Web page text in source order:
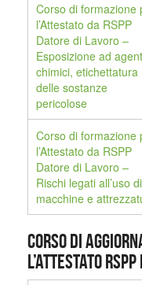
Corso di formazione
l’Attestato da RSPP
Datore di Lavoro –
Esposizione ad
chimici, etichettatura
delle sostanze
pericolose
Corso di formazione
l’Attestato da RSPP
Datore di Lavoro –
Rischi legati all’uso di
macchine e
CORSO DI
L’ATTESTATO